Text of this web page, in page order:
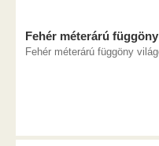
Fehér méterárú
Fehér méterárú függöny